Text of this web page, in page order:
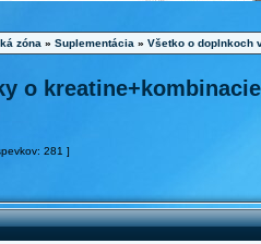
zóna » Suplementácia » Všetko o doplnkoch
o kreatine+kombinacie
281 ]